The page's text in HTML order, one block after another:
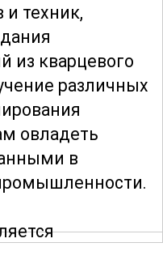
техник,
из кварцевого
различных
овладеть
в